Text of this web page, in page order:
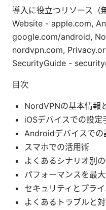
導入に役立つリソース（
Website - apple.com,
google.com/android,
nordvpn.com,
SecurityGuide -
目次
NordVPNの基本情報
iOSデバイスでの設定
Androidデバイスでの
スマホでの活用術
よくあるシナリオ別
パフォーマンスを最
セキュリティとプラ
よくあるトラブルと